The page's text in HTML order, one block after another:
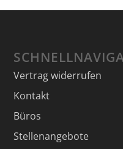
Vertrag widerrufen
Kontakt
Büros
Stellenangebote